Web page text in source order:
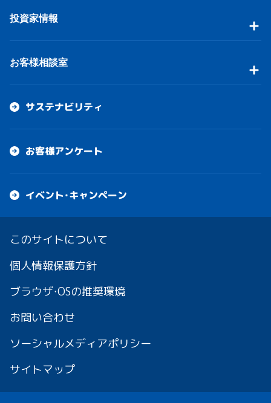
投資家情報
お客様相談室
サステナビリティ
お客様アンケート
イベント・キャンペーン
このサイトについて
個人情報保護方針
ブラウザ・OSの推奨環境
お問い合わせ
ソーシャルメディアポリシー
サイトマップ